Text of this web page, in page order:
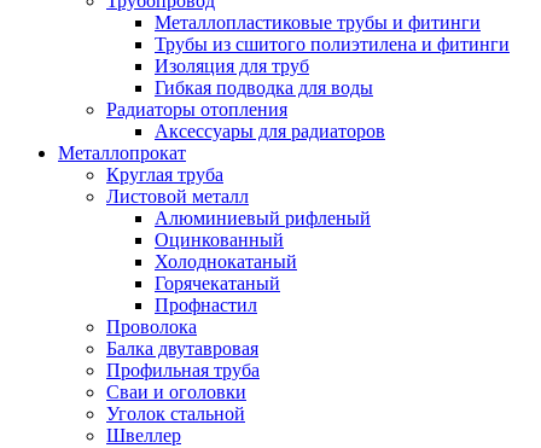
Металлопластиковые трубы и фитинги
Трубы из сшитого полиэтилена и фитинги
Изоляция для труб
Гибкая подводка для воды
Радиаторы отопления
Аксессуары для радиаторов
Металлопрокат
Круглая труба
Листовой металл
Алюминиевый рифленый
Оцинкованный
Холоднокатаный
Горячекатаный
Профнастил
Проволока
Балка двутавровая
Профильная труба
Сваи и оголовки
Уголок стальной
Швеллер